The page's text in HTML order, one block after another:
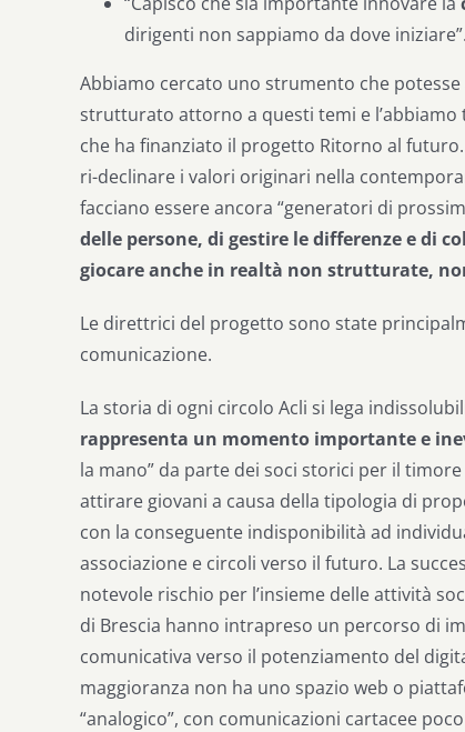
dirigenti non sappiamo da dove iniziare”.
Abbiamo cercato uno strumento che
strutturato attorno a questi temi e
che ha finanziato il progetto Ritorno al
ri-declinare i valori originari nella
facciano essere ancora “generatori di
delle persone, di gestire le differenze e di
giocare anche in realtà non strutturate,
Le direttrici del progetto sono state
comunicazione.
La storia di ogni circolo Acli si lega
rappresenta un momento importante e
la mano” da parte dei soci storici per il
attirare giovani a causa della tipologia di
con la conseguente indisponibilità ad
associazione e circoli verso il futuro. La
notevole rischio per l’insieme delle attività
di Brescia hanno intrapreso un percorso di
comunicativa verso il potenziamento del
maggioranza non ha uno spazio web o
“analogico”, con comunicazioni cartacee